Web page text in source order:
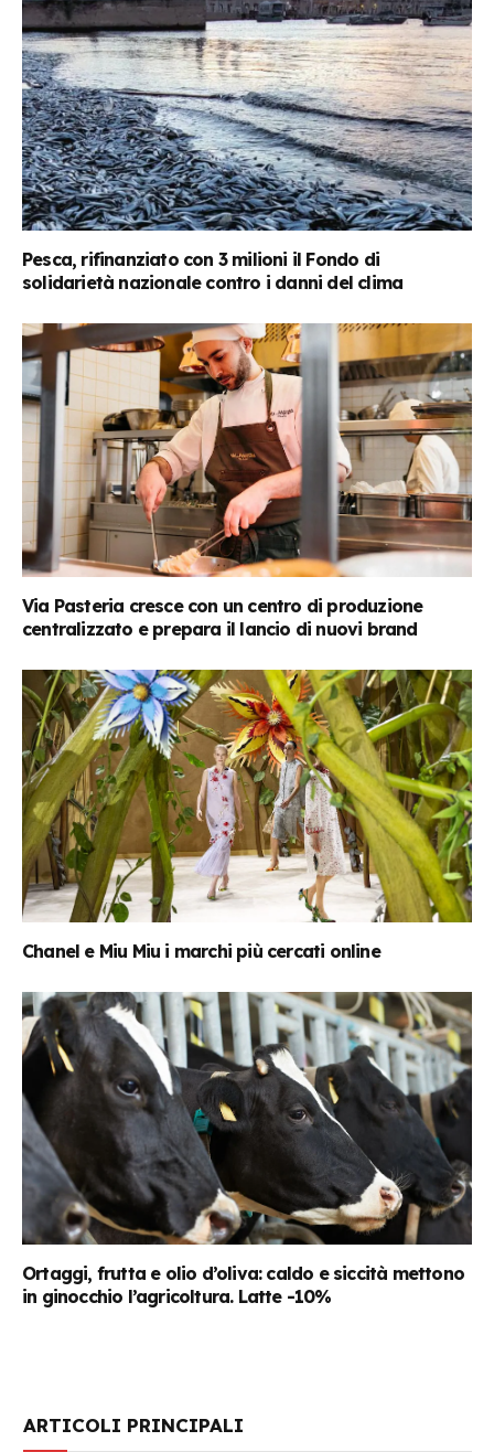
Pesca, rifinanziato con 3 milioni il Fondo di
solidarietà nazionale contro i danni del clima
Via Pasteria cresce con un centro di produzione
centralizzato e prepara il lancio di nuovi brand
Chanel e Miu Miu i marchi più cercati online
Ortaggi, frutta e olio d’oliva: caldo e siccità mettono
in ginocchio l’agricoltura. Latte -10%
ARTICOLI PRINCIPALI